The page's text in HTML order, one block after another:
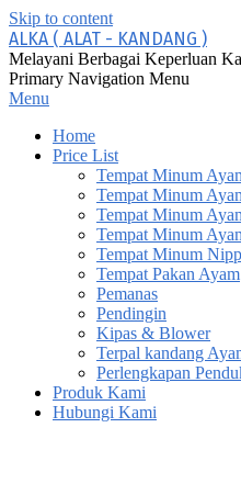
Skip to content
ALKA ( ALAT - KANDANG )
Melayani Berbagai Keperluan
Primary Navigation Menu
Menu
Home
Price List
Tempat Minum
Tempat Minum
Tempat Minum
Tempat Minum
Tempat Minum
Tempat Pakan Ayam
Pemanas
Pendingin
Kipas & Blower
Terpal kandang
Perlengkapan
Produk Kami
Hubungi Kami